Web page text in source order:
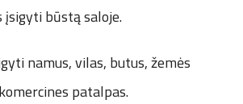
būstą saloje.
namus, vilas, butus, žemės
patalpas.